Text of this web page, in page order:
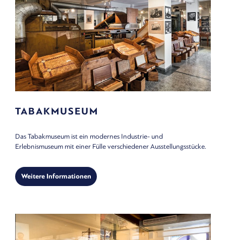
TABAKMUSEUM
Das Tabakmuseum ist ein modernes Industrie- und
Erlebnismuseum mit einer Fülle verschiedener Ausstellungsstücke.
Weitere Informationen